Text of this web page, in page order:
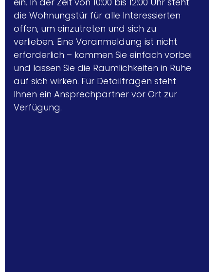
die Wohnungstür für alle Interessierten
offen, um einzutreten und sich zu
verlieben. Eine Voranmeldung ist nicht
erforderlich – kommen Sie einfach vorbei
und lassen Sie die Räumlichkeiten in Ruhe
auf sich wirken. Für Detailfragen steht
Ihnen ein Ansprechpartner vor Ort zur
Verfügung.